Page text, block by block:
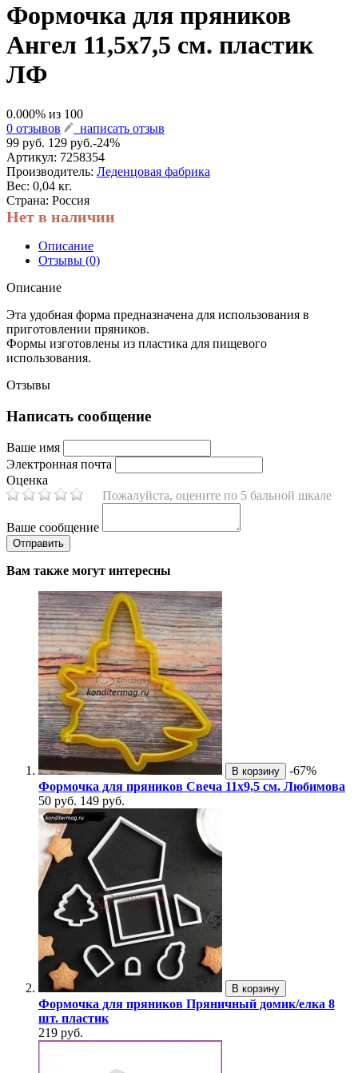
Формочка для пряников
Ангел 11,5х7,5 см. пластик
ЛФ
0.000% из 100
0 отзывов
написать отзыв
99 руб. 129 руб.-24%
Артикул: 7258354
Производитель: Леденцовая фабрика
Вес: 0,04 кг.
Страна: Россия
Нет в наличии
Описание
Отзывы (0)
Описание
Эта удобная форма предназначена для использования в
приготовлении пряников.
Формы изготовлены из пластика для пищевого
использования.
Отзывы
Написать сообщение
Ваше имя
Электронная почта
Оценка
Пожалуйста, оцените по 5 бальной шкале
Ваше сообщение
Вам также могут интересны
В корзину
-67%
Формочка для пряников Свеча 11х9,5 см. Любимова
50 руб. 149 руб.
В корзину
Формочка для пряников Пряничный домик/елка 8
шт. пластик
219 руб.